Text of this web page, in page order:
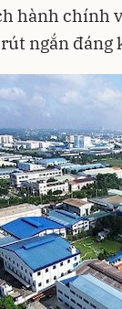
hành chính
ngắn đáng